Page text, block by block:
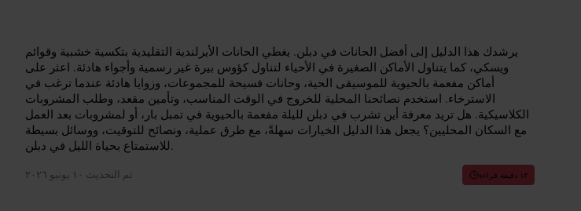
يرشدك هذا الدليل إلى أفضل الحانات في دبلن. يغطي الحانات الأيرلندية التقليدية بتكسية خشبية وقوائم
ويسكي، كما يتناول الأماكن الصغيرة في الأحياء لتناول كؤوس بيرة غير رسمية وأجواء هادئة. اعثر على
أماكن مفعمة بالحيوية للموسيقى الحية، وحانات فسيحة للمجموعات، وزوايا هادئة عندما ترغب في
الاسترخاء. استخدم نصائحنا المحلية للخروج في الوقت المناسب، وتأمين مقعد، وطلب المشروبات
الكلاسيكية. هل تريد معرفة أين تشرب في دبلن لليلة مفعمة بالحيوية في تمبل بار، أو لمشروبات بعد العمل
مع السكان المحليين؟ يجعل هذا الدليل الخيارات سهلةً، مع طرق عملية، ونصائح للتوقيت، ووسائل بسيطة
للاستمتاع بحياة الليل في دبلن.
تم التحديث ١٠ يونيو ٢٠٢٦ ١٢ دقيقة قراءة